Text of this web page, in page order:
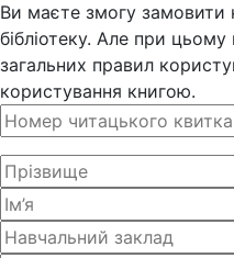
Ви маєте змогу замовити
бібліотеку. Але при
загальних правил
користування книгою.